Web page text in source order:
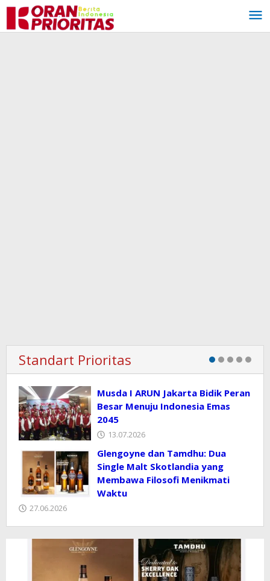
Lewati
konten
Standart Prioritas
Musda I ARUN Jakarta Bidik Peran
Besar Menuju Indonesia Emas
2045
13.07.2026
Glengoyne dan Tamdhu: Dua
Single Malt Skotlandia yang
Membawa Filosofi Menikmati
Waktu
27.06.2026